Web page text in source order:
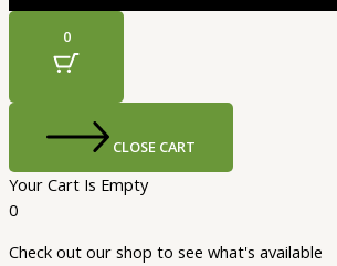
0
CLOSE CART
Your Cart Is Empty
0
Check out our shop to see what's available